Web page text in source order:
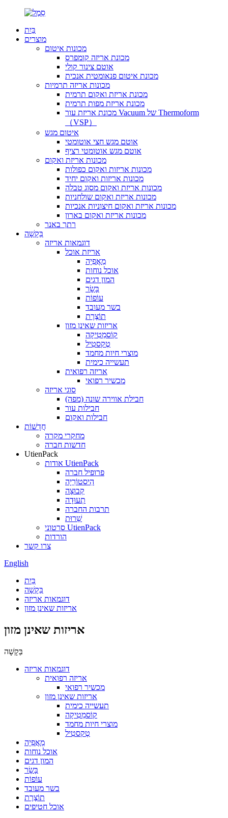
בַּיִת
מוצרים
מכונות איטום
מכונת אריזה קומפרס
אוטם צינור קולי
מכונת איטום פנאומטית אנכית
מכונות אריזה תרמיות
מכונת אריזת ואקום תרמית
מכונת אריזת מפות תרמית
מכונת אריזת עור Vacuum של Thermoform
（VSP）
איטום מגש
אוטם מגש חצי אוטומטי
אוטם מגש אוטומטי רציף
מכונות אריזת ואקום
מכונות אריזות ואקום כפולות
מכונות אריזות ואקום יחיד
מכונות אריזת ואקום מסוג טבלה
מכונות אריזת ואקום שולחניות
מכונות אריזת ואקום חיצוניות אנכיות
מכונות אריזת ואקום בארון
רתך באנר
בַּקָשָׁה
דוגמאות אריזה
אריזת אוכל
מַאֲפִיָה
אוכל נוחות
המון דגים
בָּשָׂר
עוֹפוֹת
בשר מעובד
תוֹצֶרֶת
אריזות שאינן מזון
קוֹסמֵטִיקָה
טֶקסטִיל
מוצרי חיות מחמד
תעשייה כימית
אריזה רפואית
מכשיר רפואי
סוגי אריזה
חבילת אווירה שונה (מפה)
חבילות עור
חבילות ואקום
חֲדָשׁוֹת
מחקרי מקרה
חדשות חברה
UtienPack
אודות UtienPack
פרופיל חברה
הִיסטוֹרִיָה
קְבוּצָה
תְעוּדָה
תרבות החברה
שֵׁרוּת
סרטוני UtienPack
הורדות
צרו קשר
English
בַּיִת
בַּקָשָׁה
דוגמאות אריזה
אריזות שאינן מזון
אריזות שאינן מזון
בַּקָשָׁה
דוגמאות אריזה
אריזה רפואית
מכשיר רפואי
אריזות שאינן מזון
תעשייה כימית
קוֹסמֵטִיקָה
מוצרי חיות מחמד
טֶקסטִיל
מַאֲפִיָה
אוכל נוחות
המון דגים
בָּשָׂר
עוֹפוֹת
בשר מעובד
תוֹצֶרֶת
אוכל חטיפים